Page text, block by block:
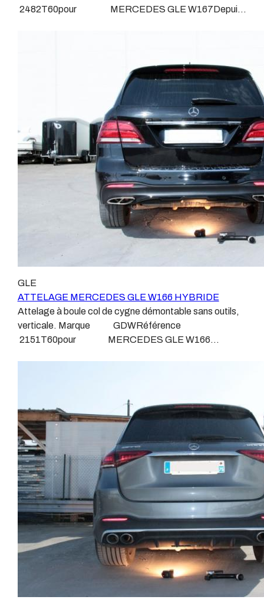
voiture, attache remorque, attache voiture, attelage
gestion des assistances à la conduite type EPS, ABS,
emplacements prévus et suivant les normes
constructeurs. En dehors de quelques rares cas, nous
ne montons jamais de faisceau appelé : adaptable,
universel, modulable, smart…., et quand nous le
faisons, s’il n’existe pas d’autre choix, nous utilisons le
plus haut de gamme du marché, le plus fiable et le plus
stable. Il faut savoir que le montage d’un faisceau non
conforme ou adaptable vous fera perdre tout recours et
toute garantie auprès du constructeur en cas de
défaillance. Ce genre de faisceau est souvent mal
monté, alimenté par les éclairages intérieurs et fait
courir de vrai risque technique à votre véhicule. Nous
n’intervenons pas sur les véhicules ayant ce type de
montage non conforme. Voilà pourquoi il est nécessaire
de confier la pose d'un attelage à un professionnel
normes, nous ne transigeons pas sur ces points. Les
différentes dénominations pour un attelage sont
:Attelage pour voiture, crochet d’attelage, boule pour
voiture, attache remorque, attache voiture, attelage
camion, crochet voiture, attache auto, boule pour
2482T60pour MERCEDES GLE W167Depuis
Anhängerkupplung MERCEDES GLE W167 Patrick
Remorques se conjugue avec ATTELAGE depuis
1968. Les temps ont changé depuis les premiers
attelages fabriqués à la demande dans l’atelier, autour
d’un poste à souder et d’un étau. L’évolution technique
et la normalisation sont passées par là. Maintenant un
attelage doit être homologué, c’est le cas de tous les
produits que nous proposons, sans exception ! Nous ne
travaillons qu’avec les marques homologuées à même
d’assurer le suivi de leurs produits :ATTELAGES
WESTFALIAATTELAGES SIARRATTELAGES
BRINKATTELAGES THULEATTELAGES
BOISNIERATTELAGES GDWATTELAGES
homologation. Le faisceau est connecté à votre
véhicule, il doit être prévu à cet effet, supporter les
vibrations et les contraintes auquel il peut être soumis.
Dans certains cas le faisceau connecté modifie la
gestion des assistances à la conduite type EPS, ABS,
faisceaux « d’origine », c'est-à-dire fabriqués
constructeurs. En dehors de quelques rares cas, nous
ne montons jamais de faisceau appelé : adaptable,
universel, modulable, smart…., et quand nous le
faisons, s’il n’existe pas d’autre choix, nous utilisons le
plus haut de gamme du marché, le plus fiable et le plus
stable. Il faut savoir que le montage d’un faisceau non
conforme ou adaptable vous fera perdre tout recours et
toute garantie auprès du constructeur en cas de
défaillance. Ce genre de faisceau est souvent mal
monté, alimenté par les éclairages intérieurs et fait
courir de vrai risque technique à votre véhicule. Nous
n’intervenons pas sur les véhicules ayant ce type de
montage non conforme. Voilà pourquoi il est nécessaire
GLE
ATTELAGE MERCEDES GLE W166 HYBRIDE
Attelage à boule col de cygne démontable sans outils,
verticale. Marque GDWRéférence
2151T60pour MERCEDES GLE W166
HYBRIDE Patrick Remorques se conjugue avec
ATTELAGE depuis 1968. Les temps ont changé depuis
les premiers attelages fabriqués à la demande dans
l’atelier, autour d’un poste à souder et d’un étau.
L’évolution technique et la normalisation sont passées
par là. Maintenant un attelage doit être homologué,
c’est le cas de tous les produits que nous proposons,
sans exception ! Nous ne travaillons qu’avec les
marques homologuées à même d’assurer le suivi de
leurs produits :ATTELAGES
WESTFALIAATTELAGES SIARRATTELAGES
BRINKATTELAGES THULEATTELAGES
BOISNIERATTELAGES GDWATTELAGES